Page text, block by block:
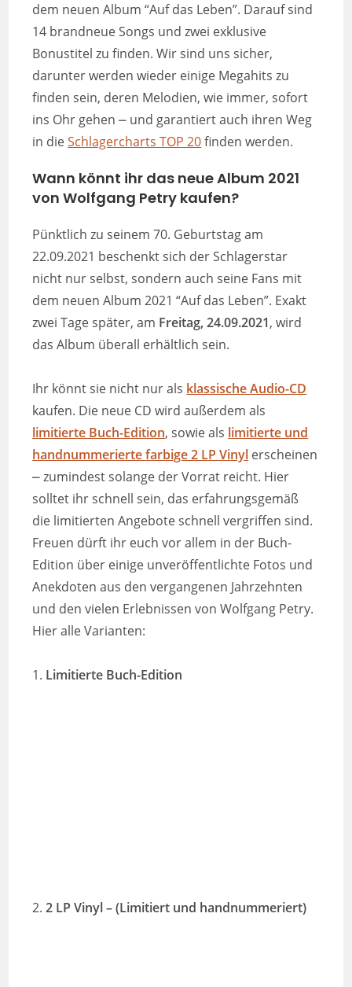
dem neuen Album “Auf das Leben”. Darauf sind
14 brandneue Songs und zwei exklusive
Bonustitel zu finden. Wir sind uns sicher,
darunter werden wieder einige Megahits zu
finden sein, deren Melodien, wie immer, sofort
ins Ohr gehen ⎼ und garantiert auch ihren Weg
in dieSchlagercharts TOP 20finden werden.
Wann könnt ihr das neue Album 2021
von Wolfgang Petry kaufen?
Pünktlich zu seinem 70. Geburtstag am
22.09.2021 beschenkt sich der Schlagerstar
nicht nur selbst, sondern auch seine Fans mit
dem neuen Album 2021 “Auf das Leben”. Exakt
zwei Tage später, am Freitag, 24.09.2021, wird
das Album überall erhältlich sein.
Ihr könnt sie nicht nur als klassische Audio-CD
kaufen. Die neue CD wird außerdem als
limitierte Buch-Edition, sowie als limitierte und
handnummerierte farbige 2 LP Vinyl erscheinen
⎼ zumindest solange der Vorrat reicht. Hier
solltet ihr schnell sein, das erfahrungsgemäß
die limitierten Angebote schnell vergriffen sind.
Freuen dürft ihr euch vor allem in der Buch-
Edition über einige unveröffentlichte Fotos und
Anekdoten aus den vergangenen Jahrzehnten
und den vielen Erlebnissen von Wolfgang Petry.
Hier alle Varianten:
1. Limitierte Buch-Edition
2.2 LP Vinyl – (Limitiert und handnummeriert)